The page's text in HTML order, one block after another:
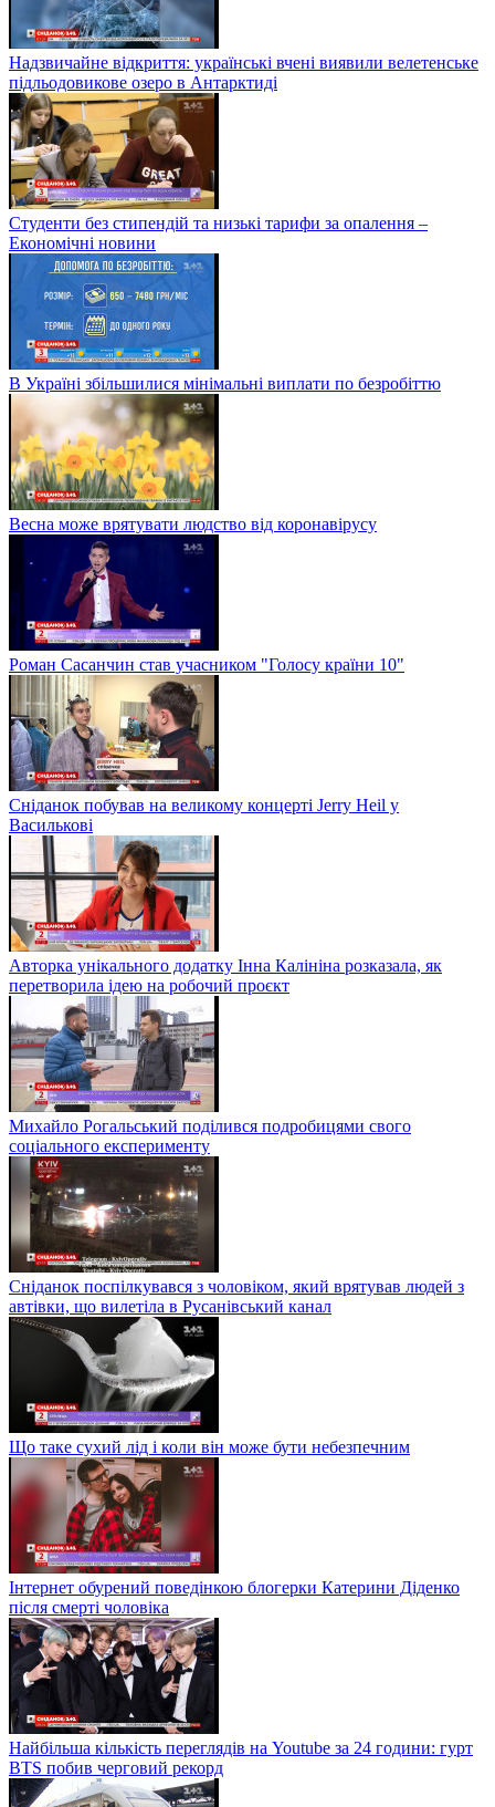
Надзвичайне відкриття: українські вчені виявили велетенське
підльодовикове озеро в Антарктиді
Студенти без стипендій та низькі тарифи за опалення –
Економічні новини
В Україні збільшилися мінімальні виплати по безробіттю
Весна може врятувати людство від коронавірусу
Роман Сасанчин став учасником "Голосу країни 10"
Сніданок побував на великому концерті Jerry Heil у
Василькові
Авторка унікального додатку Інна Калініна розказала, як
перетворила ідею на робочий проєкт
Михайло Рогальський поділився подробицями свого
соціального експерименту
Сніданок поспілкувався з чоловіком, який врятував людей з
автівки, що вилетіла в Русанівський канал
Що таке сухий лід і коли він може бути небезпечним
Інтернет обурений поведінкою блогерки Катерини Діденко
після смерті чоловіка
Найбільша кількість переглядів на Youtube за 24 години: гурт
BTS побив черговий рекорд